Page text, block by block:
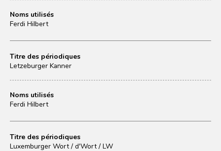
Noms utilisés
Ferdi Hilbert
Titre des périodiques
Letzeburger Kanner
Noms utilisés
Ferdi Hilbert
Titre des périodiques
Luxemburger Wort / d'Wort / LW